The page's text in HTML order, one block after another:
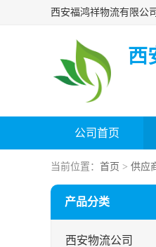
西
公司首页
当前位置： 首页 > 供应
产品分类
西安物流公司